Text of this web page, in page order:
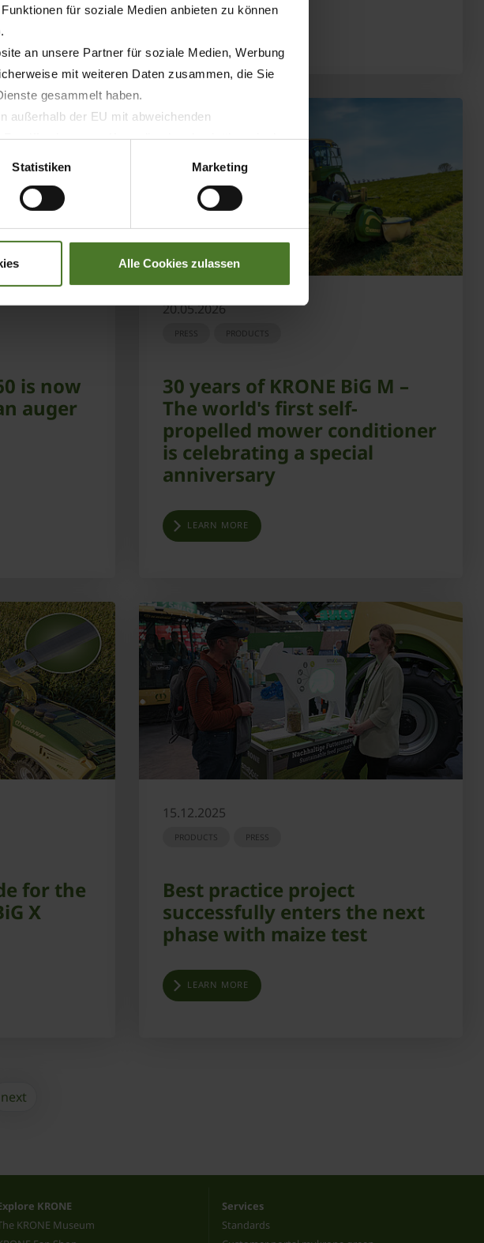
für soziale Medien anbieten zu können
an unsere Partner für soziale Medien, Werbung
mit weiteren Daten zusammen, die Sie
gesammelt haben.
außerhalb der EU mit abweichenden
bzw. von Kontrollverlust bzgl. übermittelter
Statistiken Marketing
Alle Cookies zulassen
is now
auger
20.05.2026
PRESS PRODUCTS
30 years of KRONE BiG M –
The world's first self-
propelled mower conditioner
is celebrating a special
anniversary
LEARN MORE
for the
X
15.12.2025
PRODUCTS PRESS
Best practice project
successfully enters the next
phase with maize test
LEARN MORE
next
KRONE
KRONE Museum
Services
Standards